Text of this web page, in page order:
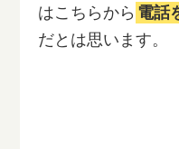
はこちらから 電話
だとは思います。